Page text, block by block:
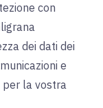
con
dei dati dei
e
per la vostra